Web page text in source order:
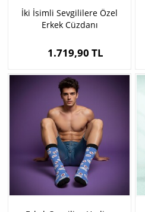
İki İsimli Sevgililere Özel
Erkek Cüzdanı
1.719,90 TL